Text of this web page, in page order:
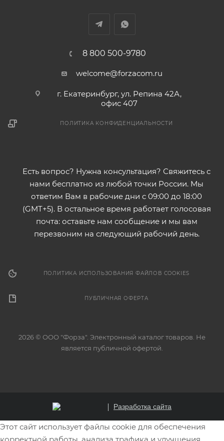
8 800 500-9780
welcome@forzacom.ru
г. Екатеринбург, ул. Репина 42А,
офис 407
ПОЛИТИКА КОНФИДЕНЦИАЛЬНОСТИ
Есть вопрос? Нужна консультация? Свяжитесь с
нами бесплатно из любой точки России. Мы
ответим Вам в рабочие дни с 09:00 до 18:00
(GMT+5). В остальное время работает голосовая
почта: оставьте нам сообщение и мы вам
перезвоним на следующий рабочий день.
ПОЛИТИКА ИСПОЛЬЗОВАНИЯ ФАЙЛОВ COOKIES
ПУБЛИЧНАЯ ОФЕРТА
2026 © ООО "Форза". Электронный каталог товаров. Не
является публичной офертой.
Разработка сайта
Этот сайт использует файлы cookie для обеспечения